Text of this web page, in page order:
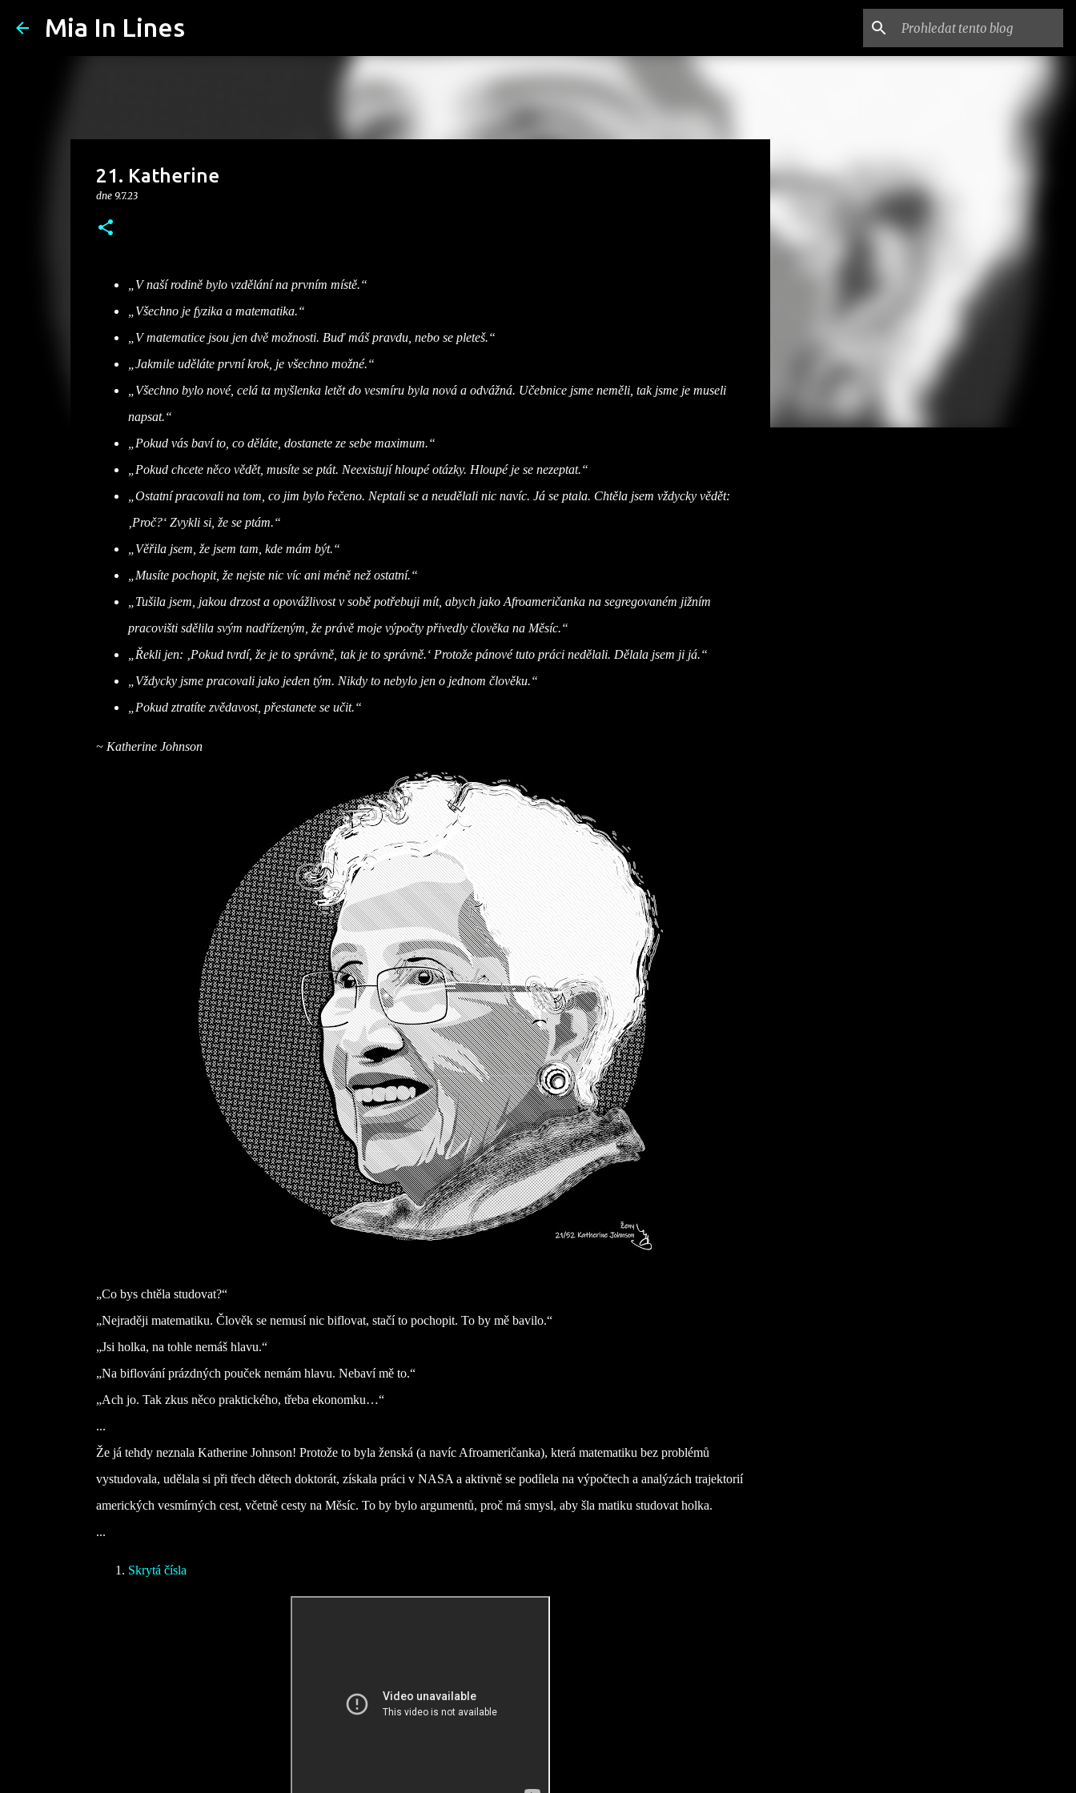
Mia In Lines
21. Katherine
dne 9.7.23
„V naší rodině bylo vzdělání na prvním místě.“
„Všechno je fyzika a matematika.“
„V matematice jsou jen dvě možnosti. Buď máš pravdu, nebo se pleteš.“
„Jakmile uděláte první krok, je všechno možné.“
„Všechno bylo nové, celá ta myšlenka letět do vesmíru byla nová a odvážná. Učebnice jsme neměli, tak jsme je museli
napsat.“
„Pokud vás baví to, co děláte, dostanete ze sebe maximum.“
„Pokud chcete něco vědět, musíte se ptát. Neexistují hloupé otázky. Hloupé je se nezeptat.“
„Ostatní pracovali na tom, co jim bylo řečeno. Neptali se a neudělali nic navíc. Já se ptala. Chtěla jsem vždycky vědět:
‚Proč?‘ Zvykli si, že se ptám.“
„Věřila jsem, že jsem tam, kde mám být.“
„Musíte pochopit, že nejste nic víc ani méně než ostatní.“
„Tušila jsem, jakou drzost a opovážlivost v sobě potřebuji mít, abych jako Afroameričanka na segregovaném jižním
pracovišti sdělila svým nadřízeným, že právě moje výpočty přivedly člověka na Měsíc.“
„Řekli jen: ‚Pokud tvrdí, že je to správně, tak je to správně.‘ Protože pánové tuto práci nedělali. Dělala jsem ji já.“
„Vždycky jsme pracovali jako jeden tým. Nikdy to nebylo jen o jednom člověku.“
„Pokud ztratíte zvědavost, přestanete se učit.“
~ Katherine Johnson
„Co bys chtěla studovat?“
„Nejraději matematiku. Člověk se nemusí nic biflovat, stačí to pochopit. To by mě bavilo.“
„Jsi holka, na tohle nemáš hlavu.“
„Na biflování prázdných pouček nemám hlavu. Nebaví mě to.“
„Ach jo. Tak zkus něco praktického, třeba ekonomku…“
...
Že já tehdy neznala Katherine Johnson! Protože to byla ženská (a navíc Afroameričanka), která matematiku bez problémů
vystudovala, udělala si při třech dětech doktorát, získala práci v NASA a aktivně se podílela na výpočtech a analýzách trajektorií
amerických vesmírných cest, včetně cesty na Měsíc. To by bylo argumentů, proč má smysl, aby šla matiku studovat holka.
...
Skrytá čísla